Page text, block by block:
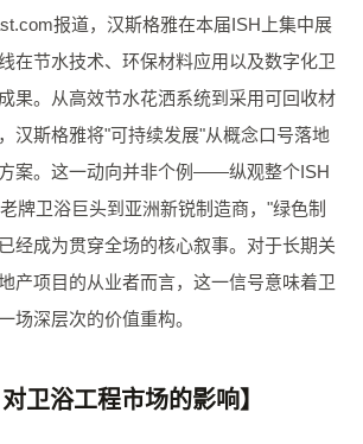
报道，汉斯格雅在本届ISH上集中展
在节水技术、环保材料应用以及数字化卫
果。从高效节水花洒系统到采用可回收材
汉斯格雅将"可持续发展"从概念口号落地
案。这一动向并非个例——纵观整个ISH
牌卫浴巨头到亚洲新锐制造商，"绿色制
经成为贯穿全场的核心叙事。对于长期关
产项目的从业者而言，这一信号意味着卫
场深层次的价值重构。
卫浴工程市场的影响】